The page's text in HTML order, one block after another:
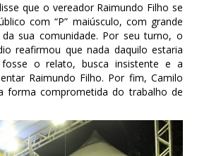
que o vereador Raimundo Filho se
com “P” maiúsculo, com grande
sua comunidade. Por seu turno, o
reafirmou que nada daquilo estaria
o relato, busca insistente e a
Raimundo Filho. Por fim, Camilo
forma comprometida do trabalho de